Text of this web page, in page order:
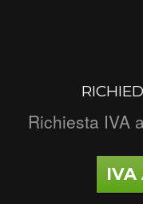
Richiesta IVA
IVA